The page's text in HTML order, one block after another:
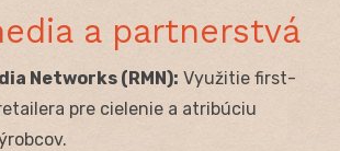
a partnerstvá
Networks (RMN): Využitie first-
pre cielenie a atribúciu